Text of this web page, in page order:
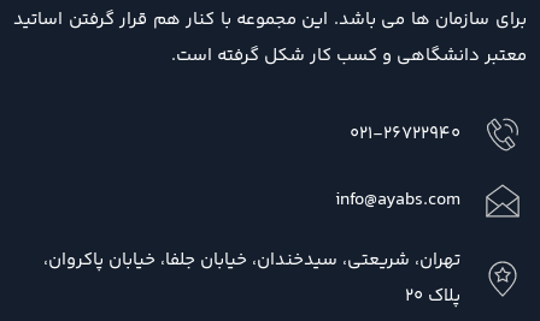
برای سازمان ها می باشد. این مجموعه با کنار هم قرار گرفتن اساتید
معتبر دانشگاهی و کسب کار شکل گرفته است.
021-26722940
info@ayabs.com
تهران، شریعتی، سیدخندان، خیابان جلفا، خیابان پاکروان،
پلاک 20